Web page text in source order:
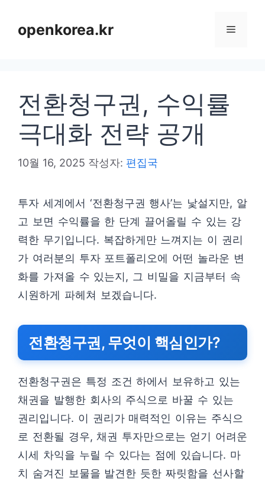
openkorea.kr 메
전환청구권, 수익률
극대화 전략 공개
10월 16, 2025 작성자: 편집국
투자 세계에서 ‘전환청구권 행사’는 낯설지만, 알
고 보면 수익률을 한 단계 끌어올릴 수 있는 강
력한 무기입니다. 복잡하게만 느껴지는 이 권리
가 여러분의 투자 포트폴리오에 어떤 놀라운 변
화를 가져올 수 있는지, 그 비밀을 지금부터 속
시원하게 파헤쳐 보겠습니다.
전환청구권, 무엇이 핵심인가?
전환청구권은 특정 조건 하에서 보유하고 있는
채권을 발행한 회사의 주식으로 바꿀 수 있는
권리입니다. 이 권리가 매력적인 이유는 주식으
로 전환될 경우, 채권 투자만으로는 얻기 어려운
시세 차익을 누릴 수 있다는 점에 있습니다. 마
치 숨겨진 보물을 발견한 듯한 짜릿함을 선사할